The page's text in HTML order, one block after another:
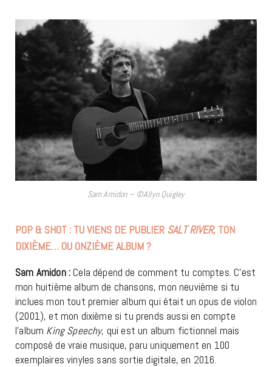
Sam Amidon – ©Allyn Quigley
POP & SHOT : TU VIENS DE PUBLIER SALT RIVER, TON
DIXIÈME… OU ONZIÈME ALBUM ?
Sam Amidon : Cela dépend de comment tu comptes. C’est
mon huitième album de chansons, mon neuvième si tu
inclues mon tout premier album qui était un opus de violon
(2001), et mon dixième si tu prends aussi en compte
l’album King Speechy, qui est un album fictionnel mais
composé de vraie musique, paru uniquement en 100
exemplaires vinyles sans sortie digitale, en 2016.